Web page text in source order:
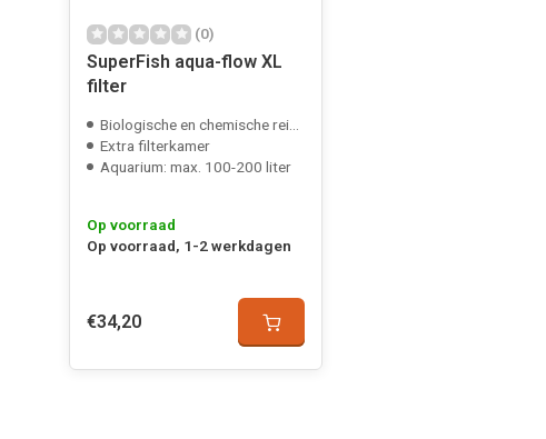
(0)
SuperFish aqua-flow XL
filter
Biologische en chemische reiniging
Extra filterkamer
Aquarium: max. 100-200 liter
Op voorraad
Op voorraad, 1-2 werkdagen
€34,20